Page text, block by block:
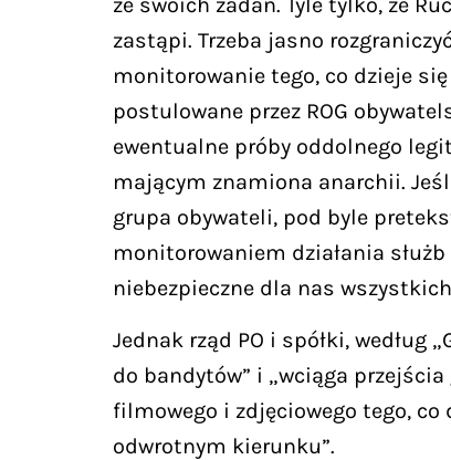
ze swoich zadań. Tyle tylko, że
zastąpi. Trzeba jasno
monitorowanie tego, co dzieje
postulowane przez ROG
ewentualne próby oddolnego
mającym znamiona anarchii.
grupa obywateli, pod byle
monitorowaniem działania
niebezpieczne dla nas
Jednak rząd PO i spółki, według
do bandytów” i „wciąga
filmowego i zdjęciowego tego,
odwrotnym kierunku”.